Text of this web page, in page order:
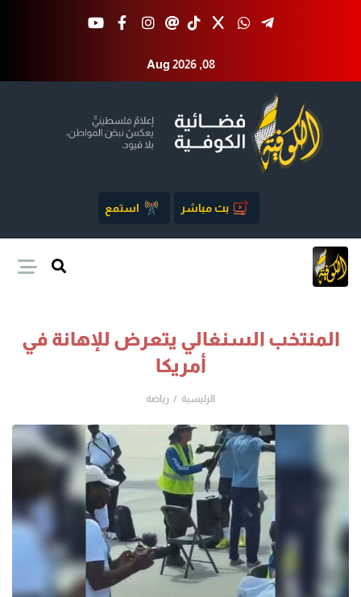
Aug 2026 ,08
بث مباشر استمع
المنتخب السنغالي يتعرض للإهانة في
أمريكا
الرئيسية رياضة